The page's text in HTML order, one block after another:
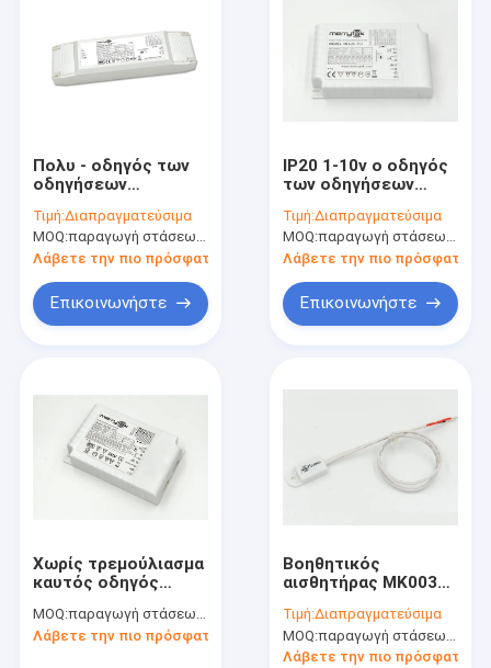
Πολυ - οδηγός των
οδηγήσεων
παραγωγής 1-10V
50W για το φως
επιτροπής των
οδηγήσεων, RoHS
Τιμή:Διαπραγματεύσιμα
MOQ:παραγωγή στάσεων, μη διαθέσιμη.
Λάβετε την πιο πρόσφατη τιμή
Επικοινωνήστε
IP20 1-10v ο οδηγός
των οδηγήσεων
αυτοκίνητο ανακτεί
τη θερμοκρασία
χρώματος
διευθετήσιμη
Τιμή:Διαπραγματεύσιμα
MOQ:παραγωγή στάσεων, μη διαθέσιμη.
Λάβετε την πιο πρόσφατη
Επικοινωνήστε
Χωρίς τρεμούλιασμα
καυτός οδηγός
των οδηγήσεων
σειράς 1-10V
MOQ:παραγωγή στάσεων, μη διαθέσιμη.
Λάβετε την πιο πρόσφατη τιμή
Βοηθητικός
αισθητήρας MK003
οδηγών των
οδηγήσεων
Dimmable
Τιμή:Διαπραγματεύσιμα
MOQ:παραγωγή στάσεων, μη διαθέσιμη.
Λάβετε την πιο πρόσφατη